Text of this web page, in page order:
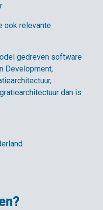
ook relevante
gedreven software
Development,
dan is